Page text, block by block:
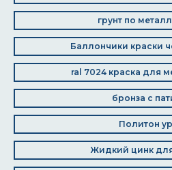
грунт по
Баллончики краски
ral 7024 краска для
бронза с
Политон
Жидкий цинк